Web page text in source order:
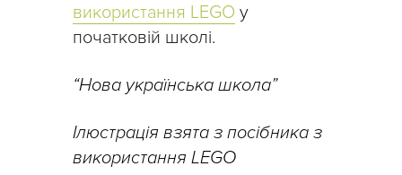
використання LEGO у
початковій школі.
“Нова українська школа”
Ілюстрація взята з посібника з
використання LEGO